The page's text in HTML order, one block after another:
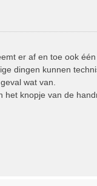
er af en toe ook
dingen kunnen
wat van.
knopje van de